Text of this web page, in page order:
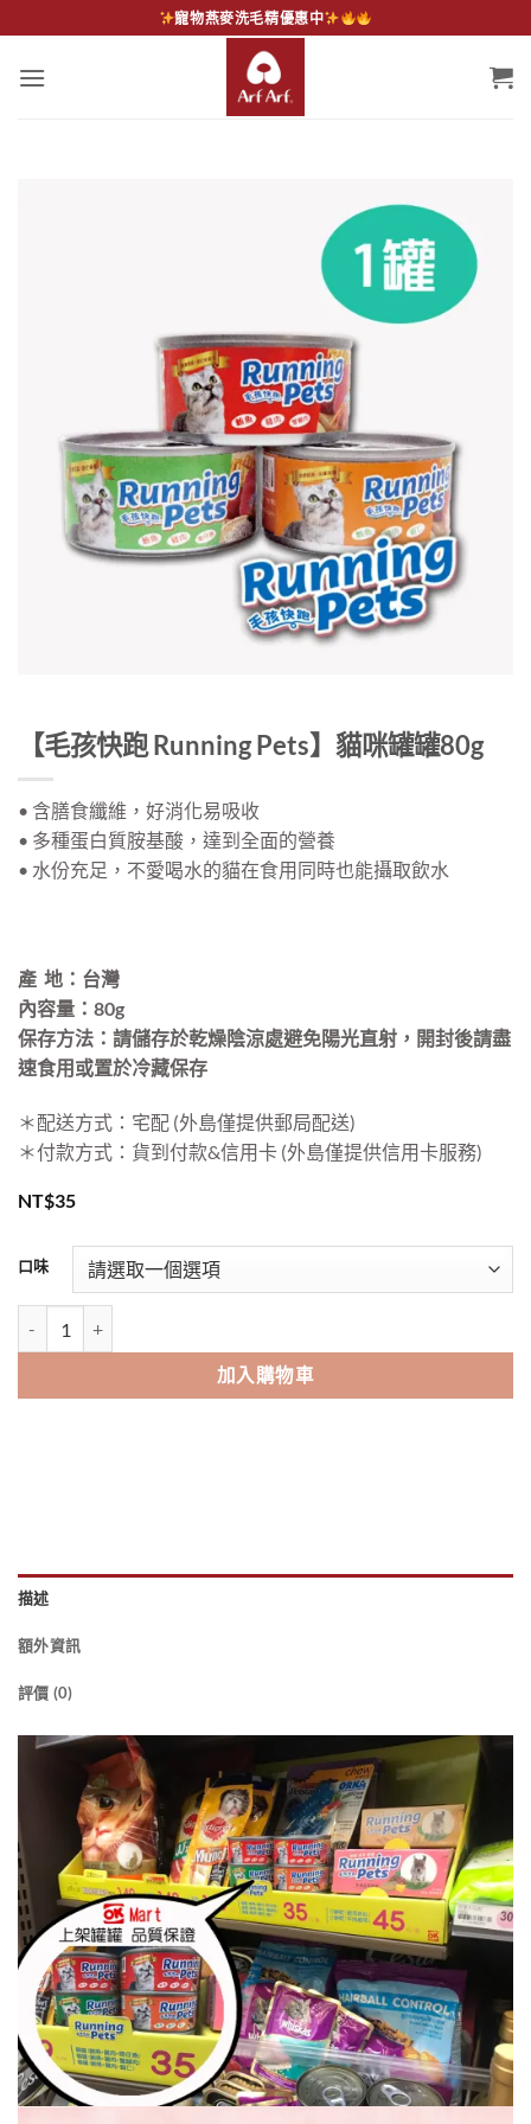
to
content
寵物燕麥洗毛精優惠中
【毛孩快跑 Running Pets】貓咪罐罐80g
• 含膳食纖維，好消化易吸收
• 多種蛋白質胺基酸，達到全面的營養
• 水份充足，不愛喝水的貓在食用同時也能攝取飲水
產 地：台灣
內容量：80g
保存方法：請儲存於乾燥陰涼處避免陽光直射，開封後請盡
速食用或置於冷藏保存
＊配送方式：宅配 (外島僅提供郵局配送)
＊付款方式：貨到付款&信用卡 (外島僅提供信用卡服務)
NT$35
口味
加入購物車
描述
額外資訊
評價 (0)